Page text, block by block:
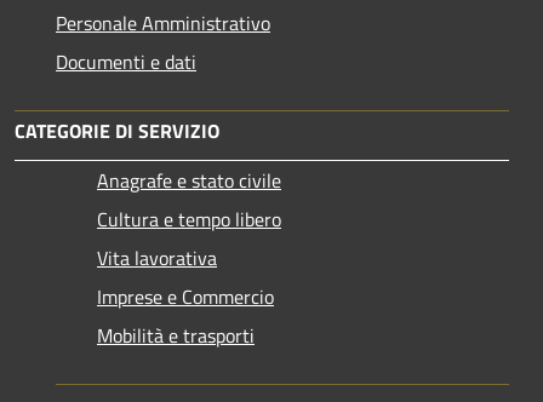
Personale Amministrativo
Documenti e dati
CATEGORIE DI SERVIZIO
Anagrafe e stato civile
Cultura e tempo libero
Vita lavorativa
Imprese e Commercio
Mobilità e trasporti